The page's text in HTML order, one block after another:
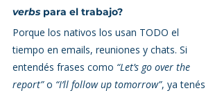
verbs para el trabajo?
Porque los nativos los usan TODO el
tiempo en emails, reuniones y chats. Si
entendés frases como “Let’s go over the
report” o “I’ll follow up tomorrow”, ya tenés